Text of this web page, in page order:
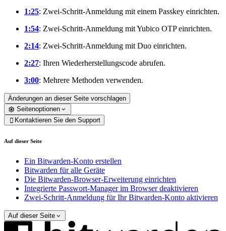
1:25: Zwei-Schritt-Anmeldung mit einem Passkey einrichten.
1:54: Zwei-Schritt-Anmeldung mit Yubico OTP einrichten.
2:14: Zwei-Schritt-Anmeldung mit Duo einrichten.
2:27: Ihren Wiederherstellungscode abrufen.
3:00: Mehrere Methoden verwenden.
Änderungen an dieser Seite vorschlagen
Seitenoptionen
 Kontaktieren Sie den Support
Auf dieser Seite
Ein Bitwarden-Konto erstellen
Bitwarden für alle Geräte
Die Bitwarden-Browser-Erweiterung einrichten
Integrierte Passwort-Manager im Browser deaktivieren
Zwei-Schritt-Anmeldung für Ihr Bitwarden-Konto aktivieren
Auf dieser Seite